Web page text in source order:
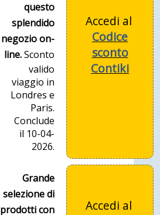
questo
splendido
negozio on-
line.Sconto
valido
viaggio in
Londres e
Paris.
Conclude
il 10-04-
2026.
Accedi al
Codice
sconto
Contiki
Grande
selezione di
prodotti con
Accedi al